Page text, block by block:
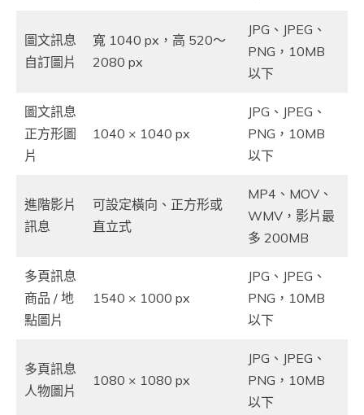
圖文訊息
自訂圖片
寬 1040 px，高 520～
2080 px
JPG、JPEG、
PNG，10MB
以下
圖文訊息
正方形圖
片
1040 × 1040 px
JPG、JPEG、
PNG，10MB
以下
進階影片
訊息
可設定橫向、正方形或
直立式
MP4、MOV、
WMV，影片最
多 200MB
多頁訊息
商品 / 地
點圖片
1540 × 1000 px
JPG、JPEG、
PNG，10MB
以下
多頁訊息
人物圖片
1080 × 1080 px
JPG、JPEG、
PNG，10MB
以下